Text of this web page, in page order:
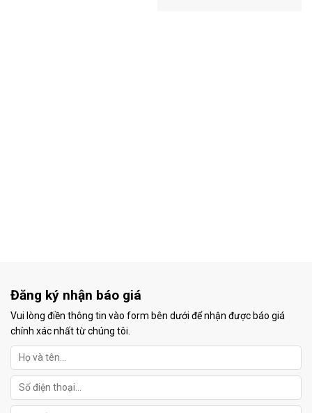
Đăng ký nhận báo giá
Vui lòng điền thông tin vào form bên dưới để nhận được báo giá
chính xác nhất từ chúng tôi.